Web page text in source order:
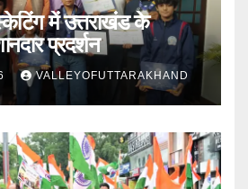
में उत्तराखंड के
प्रदर्शन
VALLEYOFUTTARAKHAND